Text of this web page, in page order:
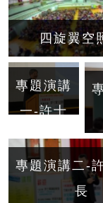
享-工學
院
四旋翼空
專題演講
一-許士
軍講座教
授
專題演講二-
長